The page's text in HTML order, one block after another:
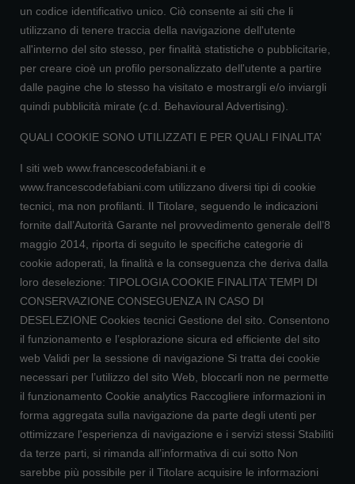
un codice identificativo unico. Ciò consente ai siti che li
utilizzano di tenere traccia della navigazione dell'utente
all'interno del sito stesso, per finalità statistiche o pubblicitarie,
per creare cioè un profilo personalizzato dell'utente a partire
dalle pagine che lo stesso ha visitato e mostrargli e/o inviargli
quindi pubblicità mirate (c.d. Behavioural Advertising).
QUALI COOKIE SONO UTILIZZATI E PER QUALI FINALITA’
I siti web www.francescodefabiani.it e
www.francescodefabiani.com utilizzano diversi tipi di cookie
tecnici, ma non profilanti. Il Titolare, seguendo le indicazioni
fornite dall’Autorità Garante nel provvedimento generale dell’8
maggio 2014, riporta di seguito le specifiche categorie di
cookie adoperati, la finalità e la conseguenza che deriva dalla
loro deselezione: TIPOLOGIA COOKIE FINALITA’ TEMPI DI
CONSERVAZIONE CONSEGUENZA IN CASO DI
DESELEZIONE Cookies tecnici Gestione del sito. Consentono
il funzionamento e l’esplorazione sicura ed efficiente del sito
web Validi per la sessione di navigazione Si tratta dei cookie
necessari per l’utilizzo del sito Web, bloccarli non ne permette
il funzionamento Cookie analytics Raccogliere informazioni in
forma aggregata sulla navigazione da parte degli utenti per
ottimizzare l'esperienza di navigazione e i servizi stessi Stabiliti
da terze parti, si rimanda all’informativa di cui sotto Non
sarebbe più possibile per il Titolare acquisire le informazioni